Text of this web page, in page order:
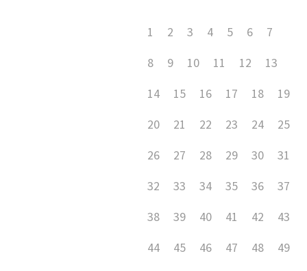
1 2 3 4 5 6
7
8
9 10 11 12
13
14
15 16 17 18
19
20
21 22 23 24
25
26
27 28 29 30
31
32
33 34 35 36
37
38
39 40 41 42
43
44
45 46 47 48
49